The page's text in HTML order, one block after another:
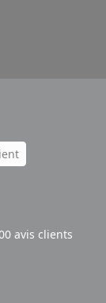
avis clients